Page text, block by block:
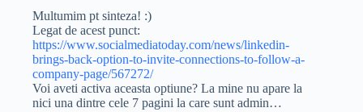
Multumim pt sinteza! :)
Legat de acest punct:
https://www.socialmediatoday.com/news/linkedin-
brings-back-option-to-invite-connections-to-follow-a-
company-page/567272/
Voi aveti activa aceasta optiune? La mine nu apare la
nici una dintre cele 7 pagini la care sunt admin…